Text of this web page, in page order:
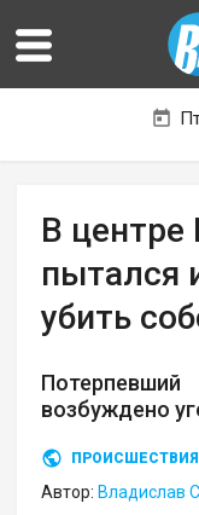
В
пытался
убить
возбуждено
ПРОИСШЕСТВИЯ
Автор: Владислав